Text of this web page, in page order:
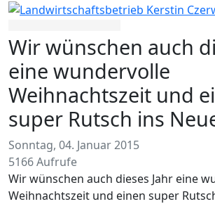
Wir wünschen auch
eine wundervolle
Weihnachtszeit und
super Rutsch ins
Sonntag, 04. Januar 2015
5166 Aufrufe
Wir wünschen auch dieses Jahr eine
Weihnachtszeit und einen super